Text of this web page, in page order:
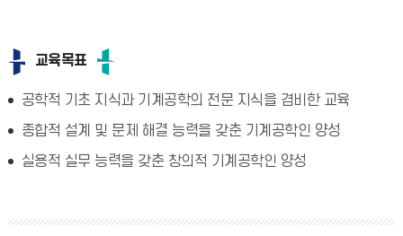
교육목표
공학적 기초 지식과 기계공학의 전문 지식을 겸비한 교육
종합적 설계 및 문제 해결 능력을 갖춘 기계공학인 양성
실용적 실무 능력을 갖춘 창의적 기계공학인 양성